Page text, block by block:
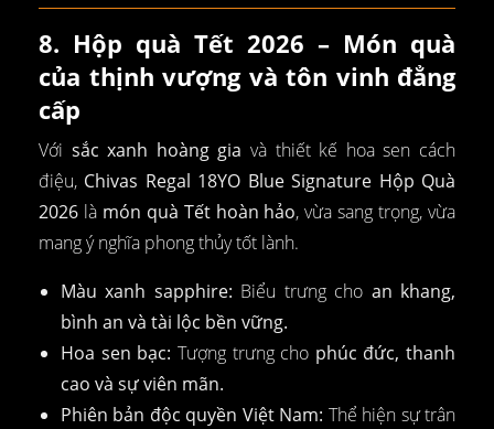
8. Hộp quà Tết 2026 – Món quà
của thịnh vượng và tôn vinh đẳng
cấp
Với sắc xanh hoàng gia và thiết kế hoa sen cách
điệu, Chivas Regal 18YO Blue Signature Hộp Quà
2026 là món quà Tết hoàn hảo, vừa sang trọng, vừa
mang ý nghĩa phong thủy tốt lành.
Màu xanh sapphire: Biểu trưng cho an khang,
bình an và tài lộc bền vững.
Hoa sen bạc: Tượng trưng cho phúc đức, thanh
cao và sự viên mãn.
Phiên bản độc quyền Việt Nam: Thể hiện sự trân